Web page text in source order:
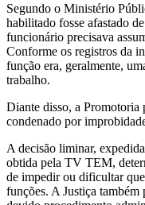
Segundo o Ministério
habilitado fosse afastado
funcionário precisava
Conforme os registros da
função era, geralmente,
trabalho.
Diante disso, a Promotoria
condenado por
A decisão liminar,
obtida pela TV TEM,
de impedir ou dificultar
funções. A Justiça